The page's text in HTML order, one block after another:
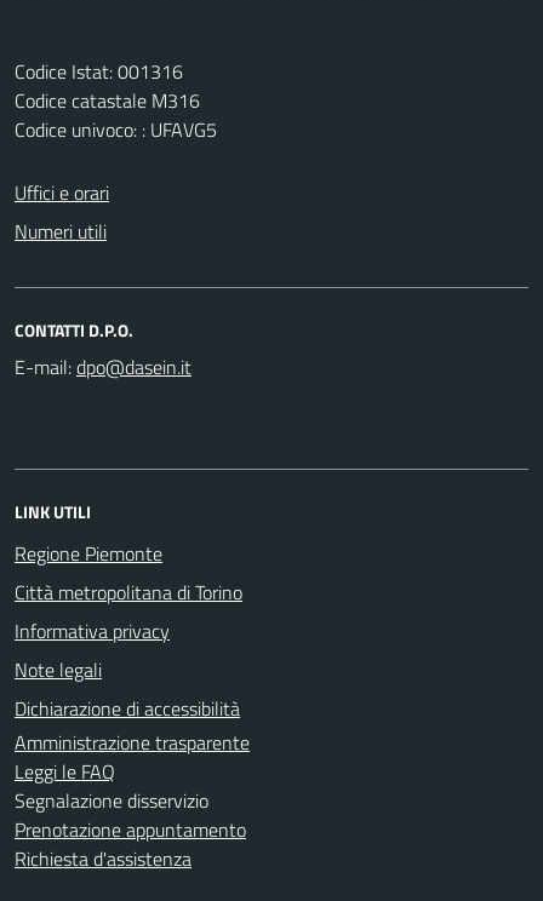
Codice Istat: 001316
Codice catastale M316
Codice univoco: : UFAVG5
Uffici e orari
Numeri utili
CONTATTI D.P.O.
E-mail:
LINK UTILI
Regione Piemonte
Città metropolitana di Torino
Informativa privacy
Note legali
Dichiarazione di accessibilità
Amministrazione trasparente
Leggi le FAQ
Segnalazione disservizio
Prenotazione appuntamento
Richiesta d'assistenza